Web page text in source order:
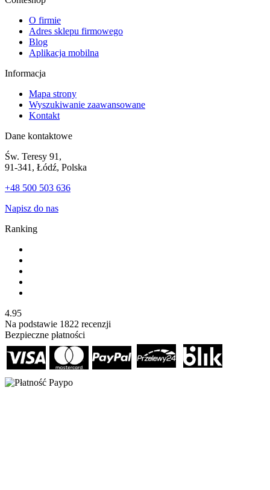
O firmie
Adres sklepu firmowego
Blog
Aplikacja mobilna
Informacja
Mapa strony
Wyszukiwanie zaawansowane
Kontakt
Dane kontaktowe
Św. Teresy 91,
91-341, Łódź, Polska
+48 500 503 636
Napisz do nas
Ranking
4.95
Na podstawie 1822 recenzji
Bezpieczne płatności